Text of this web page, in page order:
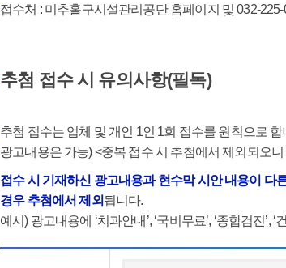
접수처 : 미추홀구시설관리공단 홈페이지 및 032-225-
추첨 접수 시 유의사항(필독)
추첨 접수는 업체 및 개인 1인 1회 접수를 원칙으로 합
광고내용은 가능) <중복 접수 시 추첨에서 제외되오
접수 시 기재하신 광고내용과 현수막 시안 내용이 다
경우 추첨에서 제외됩니다.
예시) 광고내용에 ‘치과안내’, ‘국비무료’, ‘종합검진’, ‘